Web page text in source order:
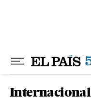
Internacional